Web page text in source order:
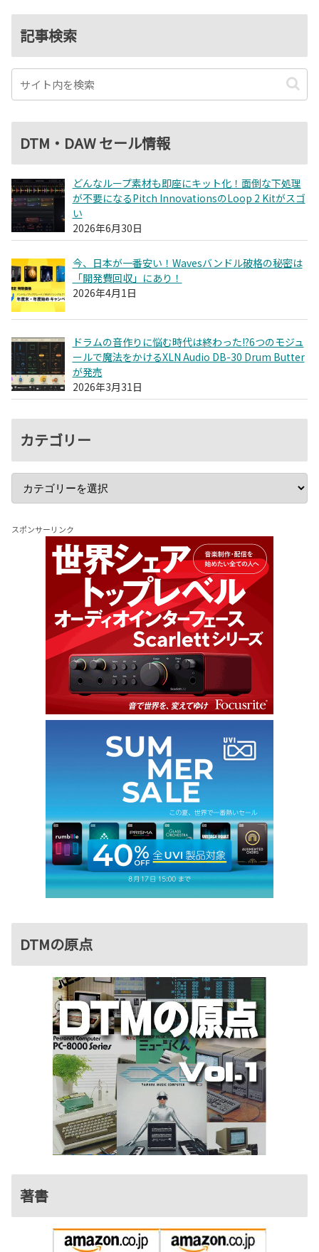
記事検索
DTM・DAW セール情報
どんなループ素材も即座にキット化！面倒な下処理
が不要になるPitch InnovationsのLoop 2 Kitがスゴ
い
2026年6月30日
今、日本が一番安い！Wavesバンドル破格の秘密は
「開発費回収」にあり！
2026年4月1日
ドラムの音作りに悩む時代は終わった!?6つのモジュ
ールで魔法をかけるXLN Audio DB-30 Drum Butter
が発売
2026年3月31日
カテゴリー
スポンサーリンク
DTMの原点
著書